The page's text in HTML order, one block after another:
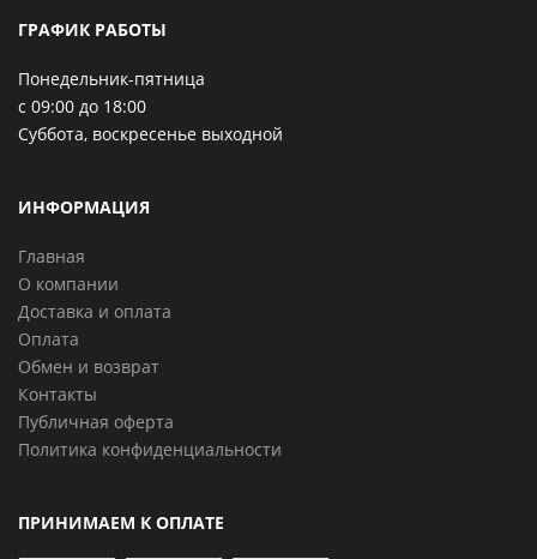
ГРАФИК РАБОТЫ
Понедельник-пятница
с 09:00 до 18:00
Суббота, воскресенье выходной
ИНФОРМАЦИЯ
Главная
О компании
Доставка и оплата
Оплата
Обмен и возврат
Контакты
Публичная оферта
Политика конфиденциальности
ПРИНИМАЕМ К ОПЛАТЕ